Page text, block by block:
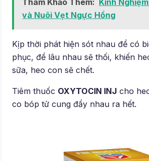
Tham Khảo Thêm: Kinh
và Nuôi Vẹt Ngực Hồng
Kịp thời phát hiện sót nhau để có
phục, để lâu nhau sẽ thối, khiến
sữa, heo con sẽ chết.
Tiêm thuốc OXYTOCIN INJ cho
co bóp tử cung đẩy nhau ra hết.